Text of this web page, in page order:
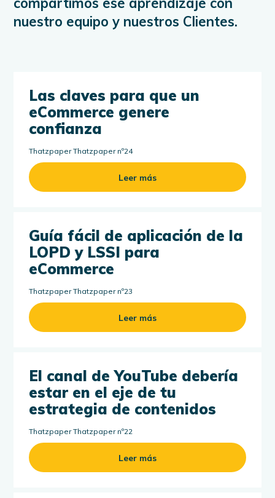
nuestro equipo y nuestros Clientes.
Las claves para que un
eCommerce genere
confianza
Thatzpaper Thatzpaper nº24
Leer más
Guía fácil de aplicación de la
LOPD y LSSI para
eCommerce
Thatzpaper Thatzpaper nº23
Leer más
El canal de YouTube debería
estar en el eje de tu
estrategia de contenidos
Thatzpaper Thatzpaper nº22
Leer más